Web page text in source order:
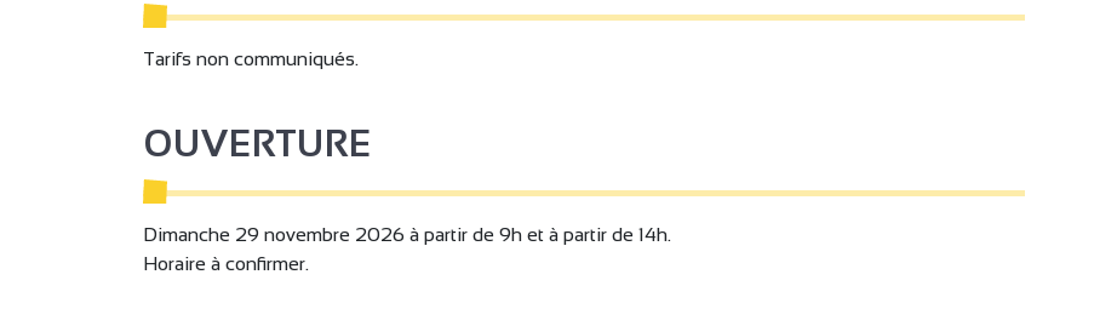
Tarifs non communiqués.
OUVERTURE
Dimanche 29 novembre 2026 à partir de 9h et à partir de 14h.
Horaire à confirmer.